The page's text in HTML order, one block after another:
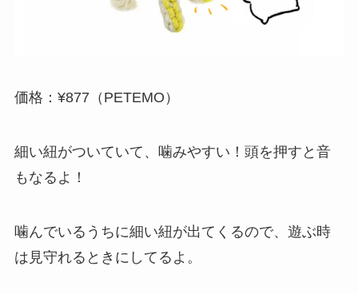
価格：¥877（PETEMO）
細い紐がついていて、噛みやすい！頭を押すと音
もなるよ！
噛んでいるうちに細い紐が出てくるので、遊ぶ時
は見守れるときにしてるよ。